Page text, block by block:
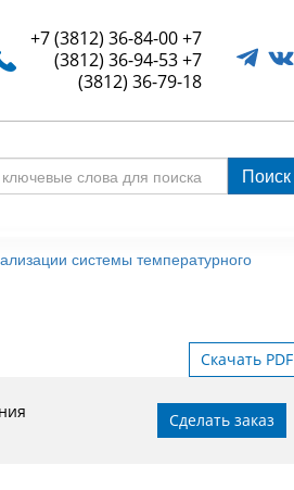
+7 (3812) 36-84-00+7
(3812) 36-94-53+7
(3812) 36-79-18
Поиск
системы температурного
Скачать PDF
Сделать заказ